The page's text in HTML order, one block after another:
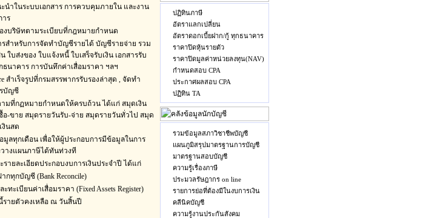
นำในระบบเอกสาร การควบคุมภายใน และงาน
ร
งบริษัทตามระเบียบที่กฎหมายกำหนด
รสำหรับการจัดทำบัญชีรายได้ บัญชีรายจ่าย รวม
ใบส่งของ ใบแจ้งหนี้ ใบเสร็จรับเงิน เอกสารรับ
ธนาคาร การบันทึกค่าเสื่อมราคา ฯลฯ
สำเร็จรูปที่กรมสรรพากรรับรองล่าสุด , จัดทำ
บัญชี
มที่กฏหมายกำหนดให้ครบถ้วน ได้แก่ สมุดเงิน
-ขาย สมุดรายวันรับ-จ่าย สมุดรายวันทั่วไป สมุด
งินสด
มูลทุกเดือน เพื่อให้ผู้ประกอบการมีข้อมูลในการ
างแผนภาษีได้ทันท่วงที
รายละเอียดประกอบงบการเงินประจำปี ได้แก่
ทุกบัญชี (Bank Reconcile)
ะเบียนค่าเสื่อมราคา (Fixed Assets Register)
ายตัวคงเหลือ ณ วันสิ้นปี
ปฏิทินภาษี
อัตราแลกเปลี่ยน
อัตราดอกเบี้ยฝาก/กู้ ทุกธนาคาร
ราคาปิดหุ้นรายตัว
ราคาปิดมูลค่าหน่วยลงทุน(NAV)
กำหนดสอบ CPA
ประกาศผลสอบ CPA
ปฏิทิน TA
รวมข้อมูลสภาวิชาชีพบัญชี
แผนภูมิสรุปมาตรฐานการบัญชี
มาตรฐานสอบบัญชี
ความรู้เรื่องภาษี
ประมวลรัษฎากร on line
รายการย่อที่ต้องมีในงบการเงิน
คลีนิคบัญชี
ความรู้งานประกันสังคม